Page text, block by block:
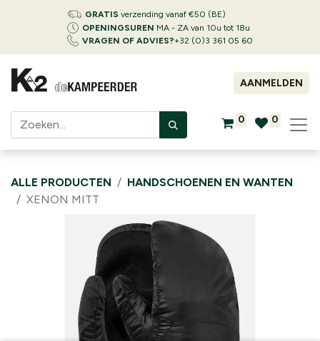
GRATIS verzending vanaf €50 (BE)
OPENINGSUREN MA - ZA van 10u tot 18u
VRAGEN OF ADVIES?+32 (0)3 361 05 60
AANMELDEN
0 0
ALLE PRODUCTEN
HANDSCHOENEN EN WANTEN
XENON MITT